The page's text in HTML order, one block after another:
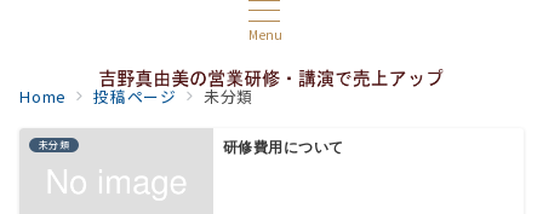
Menu
Home 投稿ページ 未分類
未分類 研修費用について